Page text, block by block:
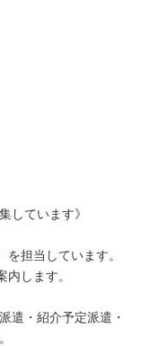
しています》
担当しています。
します。
遣・紹介予定派遣・